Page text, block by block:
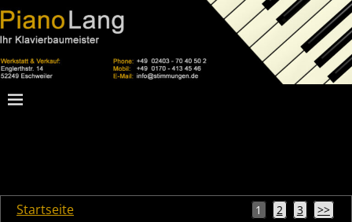
Startseite 1 2 3 >>